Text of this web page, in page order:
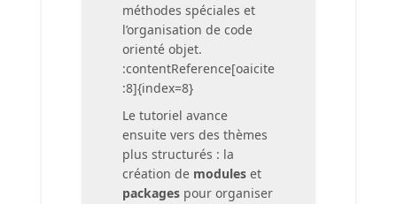
méthodes spéciales et
l’organisation de code
orienté objet.
:contentReference[oaicite
:8]{index=8}
Le tutoriel avance
ensuite vers des thèmes
plus structurés : la
création de moduleset
packagespour organiser